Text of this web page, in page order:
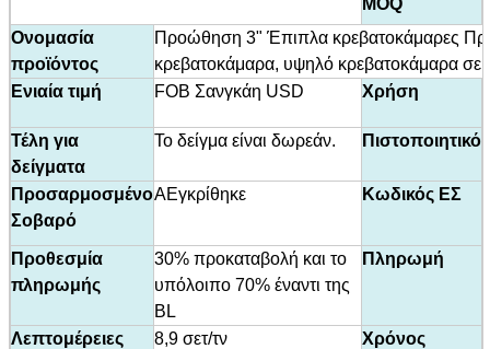
Ονομασία
προϊόντος
Προώθηση 3" Έπιπλα κρεβατοκάμαρες
κρεβατοκάμαρα, υψηλό κρεβατοκάμαρα
Ενιαία τιμή
FOB Σανγκάη USD Χρήση
Τέλη για
δείγματα
Το δείγμα είναι δωρεάν. Πιστοποιητικό
Προσαρμοσμένο
Σοβαρό
ΑΕγκρίθηκε Κωδικός ΕΣ
Προθεσμία
πληρωμής
30% προκαταβολή και το
υπόλοιπο 70% έναντι της
BL
Πληρωμή
Λεπτομέρειες
8,9 σετ/τν
Χρόνος